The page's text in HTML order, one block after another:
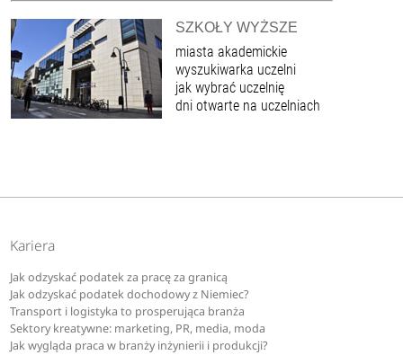
SZKOŁY WYŻSZE
miasta akademickie
wyszukiwarka uczelni
jak wybrać uczelnię
dni otwarte na uczelniach
Kariera
Jak odzyskać podatek za pracę za granicą
Jak odzyskać podatek dochodowy z Niemiec?
Transport i logistyka to prosperująca branża
Sektory kreatywne: marketing, PR, media, moda
Jak wygląda praca w branży inżynierii i produkcji?